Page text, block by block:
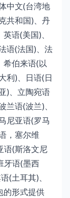
中文(台湾地
共和国)、丹
语(美国)、
语(法国)、法
希伯来语(以
利)、日语(日
)、立陶宛语
语(波兰)、
尼亚语(罗马
，塞尔维
语(斯洛文尼
牙语(墨西
(土耳其)、
的形式提供